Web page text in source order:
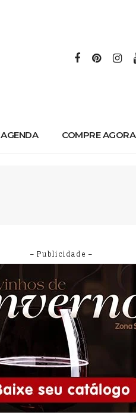
AGENDA COMPRE AGORA
– Publicidade –